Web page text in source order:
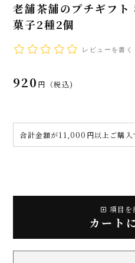
老舗茶舗のプチギフト
菓子2種2個
レビューを書く
920 税込
合計金額が11,000円以上ご購入
項目を
カート